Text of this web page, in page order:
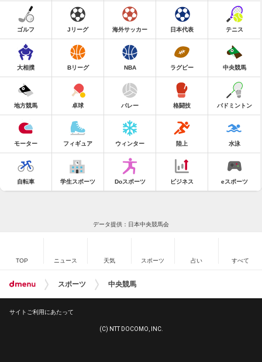
ゴルフ Jリーグ 海外サッカー 日本代表 テニス
大相撲 Bリーグ NBA ラグビー 中央競馬
地方競馬 卓球 バレー 格闘技 バドミントン
モーター フィギュア ウィンター 陸上 水泳
自転車 学生スポーツ Doスポーツ ビジネス eスポーツ
データ提供：日本中央競馬会
TOP ニュース 天気 スポーツ 占い すべて
スポーツ 中央競馬
サイトご利用にあたって
(C) NTT DOCOMO, INC.